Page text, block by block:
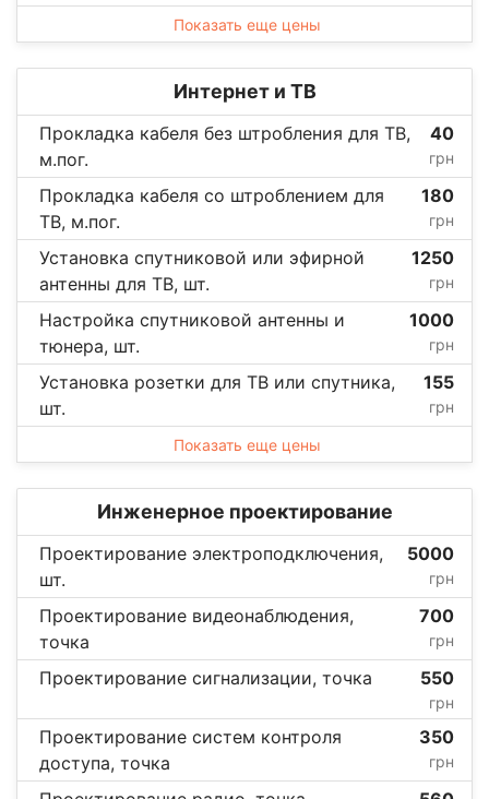
Показать еще цены
Интернет и ТВ
Прокладка кабеля без штробления для ТВ,
м.пог.
40
грн
Прокладка кабеля со штроблением для
ТВ, м.пог.
180
грн
Установка спутниковой или эфирной
антенны для ТВ, шт.
1250
грн
Настройка спутниковой антенны и
тюнера, шт.
1000
грн
Установка розетки для ТВ или спутника,
шт.
155
грн
Показать еще цены
Инженерное проектирование
Проектирование электроподключения,
шт.
5000
грн
Проектирование видеонаблюдения,
точка
700
грн
Проектирование сигнализации, точка 550
грн
Проектирование систем контроля
доступа, точка
350
грн